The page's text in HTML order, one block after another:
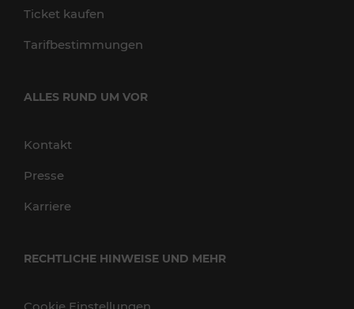
Ticket kaufen
Tarifbestimmungen
ALLES RUND UM VOR
Kontakt
Presse
Karriere
RECHTLICHE HINWEISE UND MEHR